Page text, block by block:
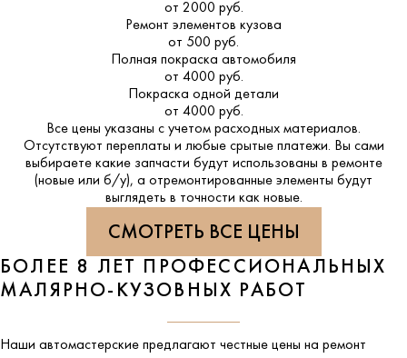
от 2000 руб.
Ремонт элементов кузова
от 500 руб.
Полная покраска автомобиля
от 4000 руб.
Покраска одной детали
от 4000 руб.
Все цены указаны с учетом расходных материалов.
Отсутствуют переплаты и любые срытые платежи. Вы сами
выбираете какие запчасти будут использованы в ремонте
(новые или б/у), а отремонтированные элементы будут
выглядеть в точности как новые.
СМОТРЕТЬ ВСЕ ЦЕНЫ
БОЛЕЕ 8 ЛЕТ ПРОФЕССИОНАЛЬНЫХ
МАЛЯРНО-КУЗОВНЫХ РАБОТ
Наши автомастерские предлагают честные цены на ремонт